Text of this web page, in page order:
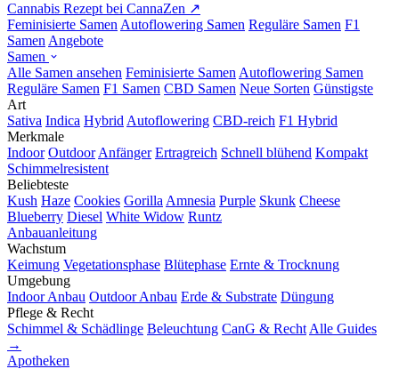
Cannabis Rezept bei CannaZen ↗
Feminisierte Samen Autoflowering Samen Reguläre Samen F1
Samen Angebote
Samen
Alle Samen ansehen Feminisierte Samen Autoflowering Samen
Reguläre Samen F1 Samen CBD Samen Neue Sorten Günstigste
Art
Sativa Indica Hybrid Autoflowering CBD-reich F1 Hybrid
Merkmale
Indoor Outdoor Anfänger Ertragreich Schnell blühend Kompakt
Schimmelresistent
Beliebteste
Kush Haze Cookies Gorilla Amnesia Purple Skunk Cheese
Blueberry Diesel White Widow Runtz
Anbauanleitung
Wachstum
Keimung Vegetationsphase Blütephase Ernte & Trocknung
Umgebung
Indoor Anbau Outdoor Anbau Erde & Substrate Düngung
Pflege & Recht
Schimmel & Schädlinge Beleuchtung CanG & Recht Alle Guides
→
Apotheken